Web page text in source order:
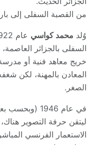
من القصبة السفلى إلى
وُلد محمد كواسي
السفلى بالجزائر
خريج معاهد فنية أو
المعادن بالمهنة، لكن
الصغر.
ليتقن حرفة التصوير
الاستعمار الفرنسي